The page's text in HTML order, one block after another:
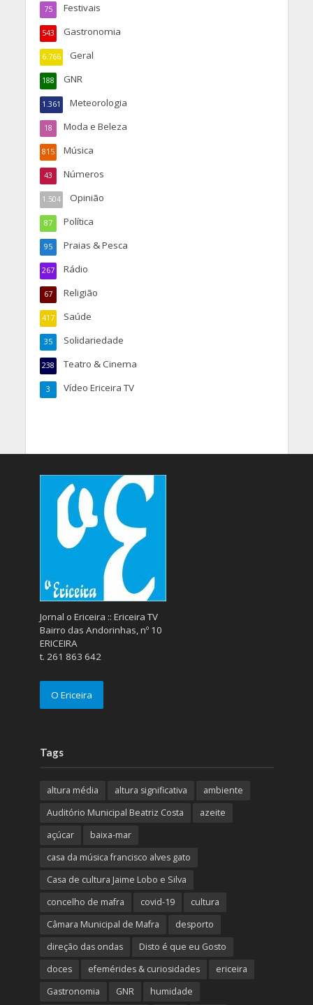
Festivais
75
Gastronomia
543
Geral
6.766
GNR
188
Meteorologia
1.361
Moda e Beleza
18
Música
815
Números
43
Opinião
1.504
Política
87
Praias & Pesca
95
Rádio
267
Religião
67
Saúde
417
Solidariedade
35
Teatro & Cinema
238
Vídeo Ericeira TV
3
Jornal o Ericeira :: Ericeira TV
Bairro das Andorinhas, nº 10
ERICEIRA
t. 261 863 642
O Ericeira
Tags
altura média altura significativa
ambiente
Auditório Municipal Beatriz Costa
azeite
açúcar
baixa-mar
casa da música francisco alves gato
Casa de cultura Jaime Lobo e Silva
concelho de mafra
covid-19
cultura
Câmara Municipal de Mafra
desporto
direção das ondas
Disto é que eu Gosto
doces
efemérides & curiosidades
ericeira
Gastronomia
GNR humidade